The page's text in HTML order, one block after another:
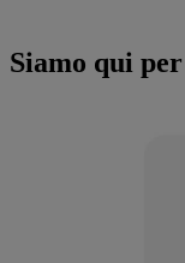
Siamo qui
per tali
specifico le